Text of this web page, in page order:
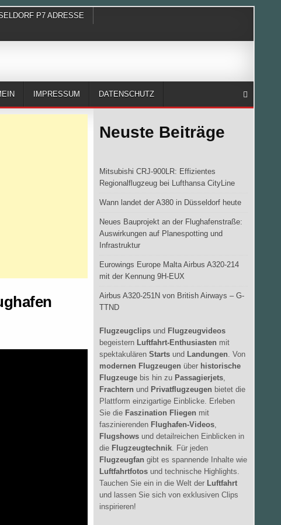
P7 ADRESSE
IMPRESSUM DATENSCHUTZ
Neuste Beiträge
Mitsubishi CRJ-900LR: Effizientes
Regionalflugzeug bei Lufthansa CityLine
Wann landet der A380 in Düsseldorf heute
Neues Bauprojekt an der Flughafenstraße:
Auswirkungen auf Planespotting und
Infrastruktur
Eurowings Europe Malta Airbus A320-214
mit der Kennung 9H-EUX
Airbus A320-251N von British Airways – G-
TTND
Flugzeugclips und Flugzeugvideos
begeistern Luftfahrt-Enthusiasten mit
spektakulärenStarts und Landungen . Von
modernen Flugzeugen über historische
Flugzeuge bis hin zu Passagierjets
Frachtern und Privatflugzeugen bietet die
Plattform einzigartige Einblicke. Erleben
Sie die Faszination Fliegen mit
faszinierenden Flughafen-Videos
Flugshows und detailreichen Einblicken in
die Flugzeugtechnik . Für jeden
Flugzeugfan gibt es spannende Inhalte wie
Luftfahrtfotos und technische Highlights.
Tauchen Sie ein in die Welt der Luftfahrt
und lassen Sie sich von exklusiven Clips
inspirieren!